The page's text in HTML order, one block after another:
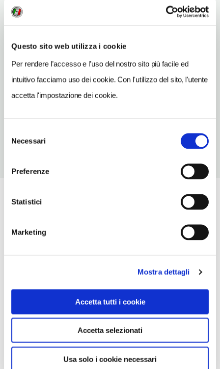
Questo sito web utilizza i cookie
Per rendere l’accesso e l’uso del nostro sito più facile ed
intuitivo facciamo uso dei cookie. Con l'utilizzo del sito, l'utente
accetta l'impostazione dei cookie.
delNecessari
Preferenze
Statistici
Marketing
Mostra dettagli
Accetta tutti i cookie
Accetta selezionati
Usa solo i cookie necessari
SITO WEB
TELEFONO
TIPO DI CUCINA